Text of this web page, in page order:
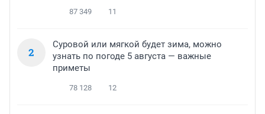
87 349 11
2
Суровой или мягкой будет зима, можно
узнать по погоде 5 августа — важные
приметы
78 128 12